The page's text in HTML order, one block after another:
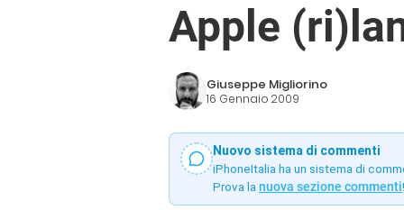
Apple
Giuseppe Migliorino
16 Gennaio 2009
Nuovo sistema di commenti
iPhoneItalia ha un sistema di
Prova la nuova sezione commenti!